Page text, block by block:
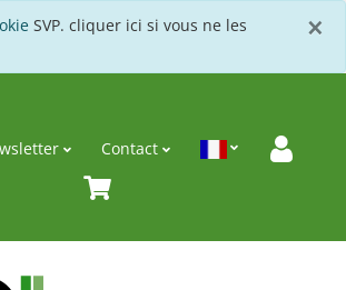
×
SVP. cliquer ici si vous ne les
Contact